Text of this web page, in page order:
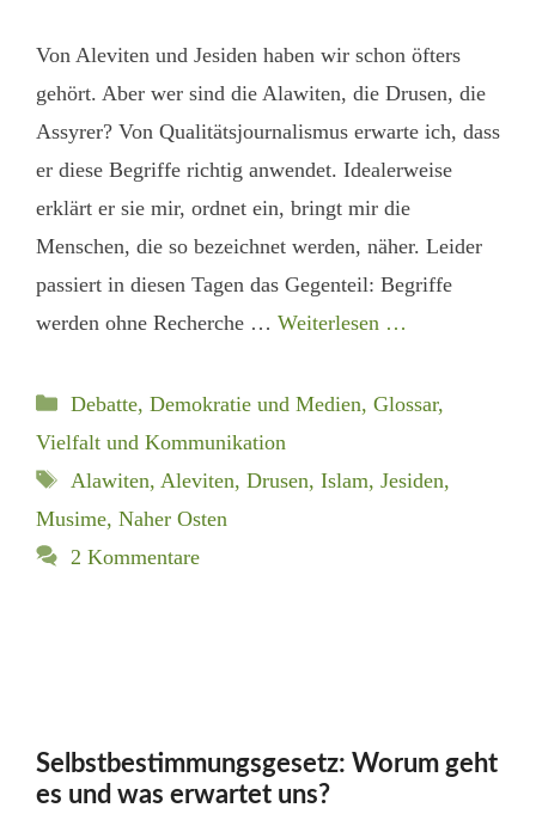
Von Aleviten und Jesiden haben wir schon öfters
gehört. Aber wer sind die Alawiten, die Drusen, die
Assyrer? Von Qualitätsjournalismus erwarte ich, dass
er diese Begriffe richtig anwendet. Idealerweise
erklärt er sie mir, ordnet ein, bringt mir die
Menschen, die so bezeichnet werden, näher. Leider
passiert in diesen Tagen das Gegenteil: Begriffe
werden ohne Recherche … Weiterlesen …
Kategorien
Debatte, Demokratie und Medien, Glossar,
Vielfalt und Kommunikation
Schlagwörter
Alawiten, Aleviten, Drusen, Islam, Jesiden,
Musime, Naher Osten
2 Kommentare
Selbstbestimmungsgesetz: Worum geht
es und was erwartet uns?